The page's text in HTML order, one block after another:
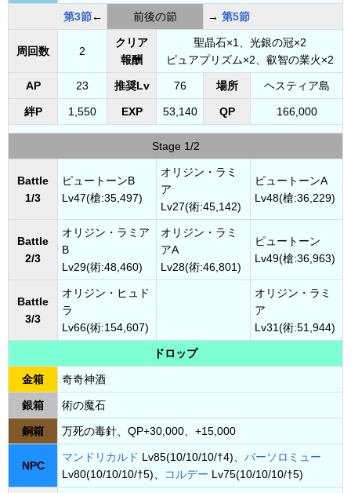
第3節← 前後の節 → 第5節
周回数 2
クリア
報酬
聖晶石×1、光銀の冠×2
ピュアプリズム×2、叡智の業火×2
AP 23 推奨Lv 76 場所 ヘスティア島
絆P 1,550 EXP 53,140 QP 166,000
Stage 1/2
Battle
1/3
ピュートーンB
Lv47(槍:35,497)
オリジン・ラミ
ア
Lv27(術:45,142)
ピュートーンA
Lv48(槍:36,229)
Battle
2/3
オリジン・ラミア
B
Lv29(術:48,460)
オリジン・ラミ
アA
Lv28(術:46,801)
ピュートーン
Lv49(槍:36,963)
Battle
3/3
オリジン・ヒュド
ラ
Lv66(術:154,607)
オリジン・ラミ
ア
Lv31(術:51,944)
ドロップ
金箱 奇奇神酒
銀箱 術の魔石
銅箱 万死の毒針、QP+30,000、+15,000
NPC
マンドリカルド Lv85(10/10/10/†4)、 バーソロミュー
Lv80(10/10/10/†5)、
コルデー Lv75(10/10/10/†5)